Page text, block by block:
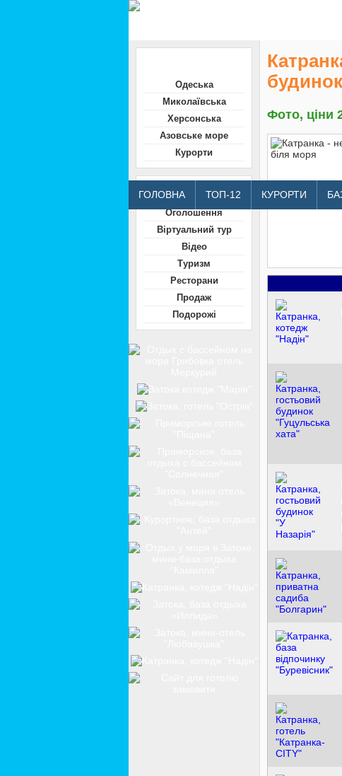
ГОЛОВНА ТОП-12 КУРОРТИ
Одеська
Миколаївська
Херсонська
Азовське море
Курорти
Оголошення
Віртуальний тур
Відео
Туризм
Ресторани
Продаж
Подорожі
Фото, ціни